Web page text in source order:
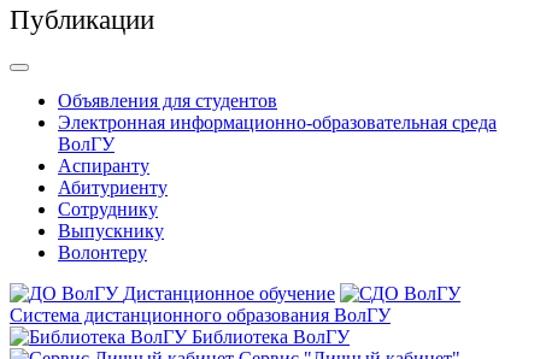
Публикации
Объявления для студентов
Электронная информационно-образовательная среда
ВолГУ
Аспиранту
Абитуриенту
Сотруднику
Выпускнику
Волонтеру
Дистанционное обучение
Система дистанционного образования ВолГУ
Библиотека ВолГУ